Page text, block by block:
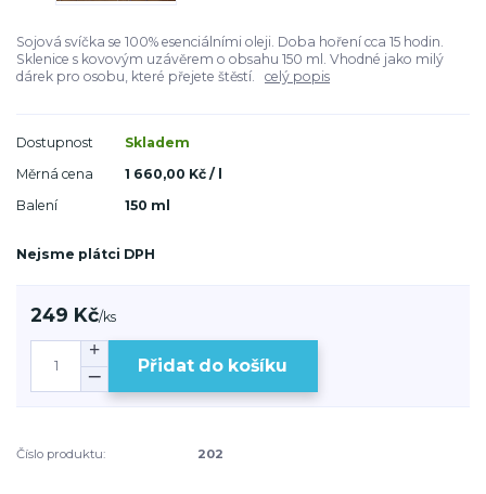
Sojová svíčka se 100% esenciálními oleji. Doba hoření cca 15 hodin.
Sklenice s kovovým uzávěrem o obsahu 150 ml. Vhodné jako milý
dárek pro osobu, které přejete štěstí. celý popis
Dostupnost
Skladem
Měrná cena
1 660,00 Kč / l
Balení
150 ml
Nejsme plátci DPH
249 Kč/ks
Přidat do košíku
Číslo produktu: 202